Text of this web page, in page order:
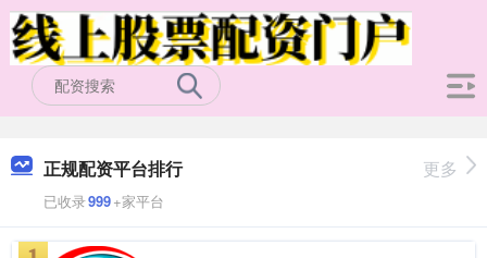
正规配资平台排行
已收录999+家平台
更多